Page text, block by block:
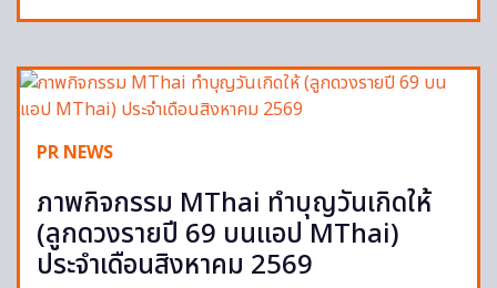
PR NEWS
ภาพกิจกรรม MThai ทำบุญวันเกิดให้
(ลูกดวงรายปี 69 บนแอป MThai)
ประจำเดือนสิงหาคม 2569